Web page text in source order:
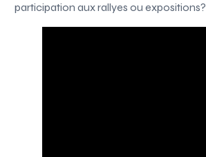
participation aux rallyes ou expositions?